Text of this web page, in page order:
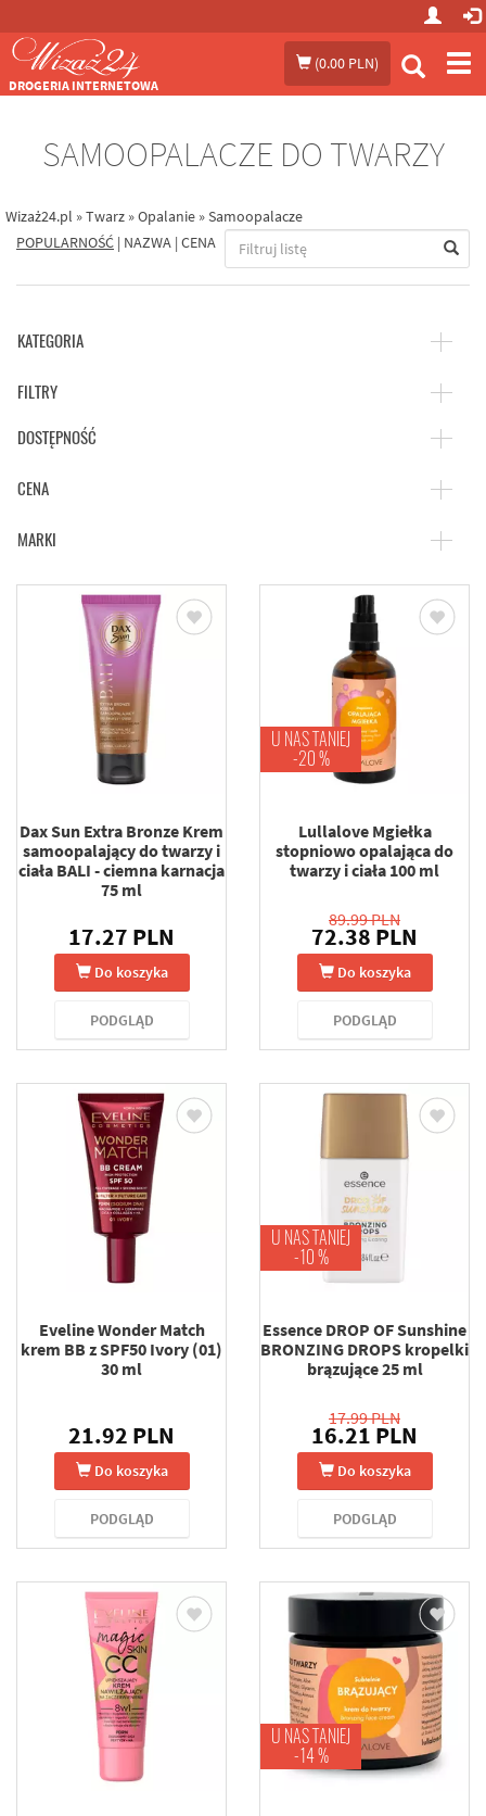
(0.00 PLN)
DROGERIA INTERNETOWA
SAMOOPALACZE DO TWARZY
Wizaż24.pl »Twarz »Opalanie »Samoopalacze
POPULARNOŚĆ | NAZWA | CENA
KATEGORIA
FILTRY
DOSTĘPNOŚĆ
CENA
MARKI
Dax Sun Extra Bronze Krem
samoopalający do twarzy i
ciała BALI - ciemna karnacja
75 ml
17.27 PLN
Do koszyka
PODGLĄD
U NAS TANIEJ
-20 %
Lullalove Mgiełka
stopniowo opalająca do
twarzy i ciała 100 ml
89.99 PLN
72.38 PLN
Do koszyka
PODGLĄD
Eveline Wonder Match
krem BB z SPF50 Ivory (01)
30 ml
21.92 PLN
Do koszyka
PODGLĄD
U NAS TANIEJ
-10 %
Essence DROP OF Sunshine
BRONZING DROPS kropelki
brązujące 25 ml
17.99 PLN
16.21 PLN
Do koszyka
PODGLĄD
U NAS TANIEJ
-14 %